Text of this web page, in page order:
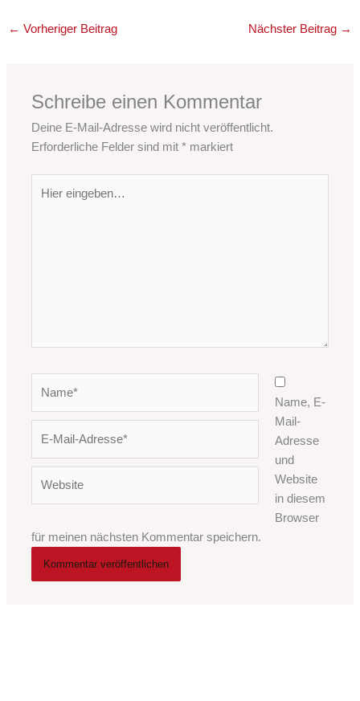
← Vorheriger Beitrag Nächster Beitrag →
Schreibe einen Kommentar
Deine E-Mail-Adresse wird nicht veröffentlicht.
Erforderliche Felder sind mit* markiert
eingeben…
Adresse*
Name, E-
Mail-
Adresse
und
Website
in diesem
Browser
für meinen nächsten Kommentar speichern.